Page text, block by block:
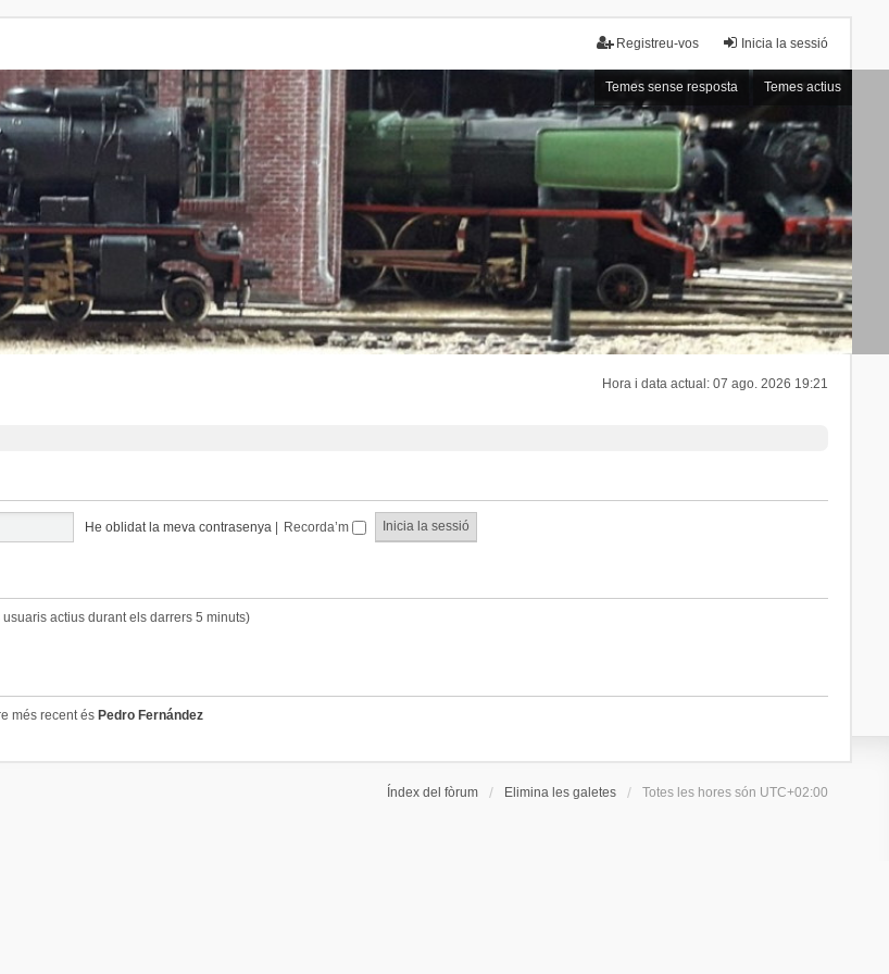
Inicia la sessió
Registreu-vos
Temes sense resposta Temes actius
Hora i data actual: 07 ago. 2026 19:21
He oblidat la meva contrasenya Recorda’m
actius durant els darrers 5 minuts)
més recent és Pedro Fernández
Índex del fòrum Elimina les galetes Totes les hores són UTC+02:00